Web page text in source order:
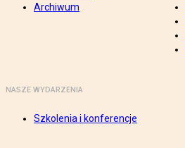
Archiwum
NASZE WYDARZENIA
Szkolenia i konferencje